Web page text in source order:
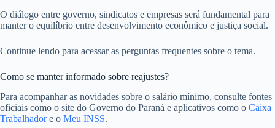
O diálogo entre governo, sindicatos e empresas será fundamental para
manter o equilíbrio entre desenvolvimento econômico e justiça social.
Continue lendo para acessar as perguntas frequentes sobre o tema.
Como se manter informado sobre reajustes?
Para acompanhar as novidades sobre o salário mínimo, consulte fontes
oficiais como o site do Governo do Paraná e aplicativos como o Caixa
Trabalhadore o Meu INSS.